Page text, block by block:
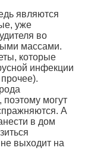
являются
уже
во
массами.
которые
инфекции
могут
А
в дом
выходит на